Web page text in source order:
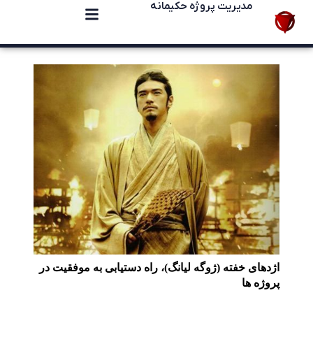
مدیریت پروژه حکیمانه
اژدهای خفته (ژوگه لیانگ)، راه دستیابی به موفقیت در
پروژه ها